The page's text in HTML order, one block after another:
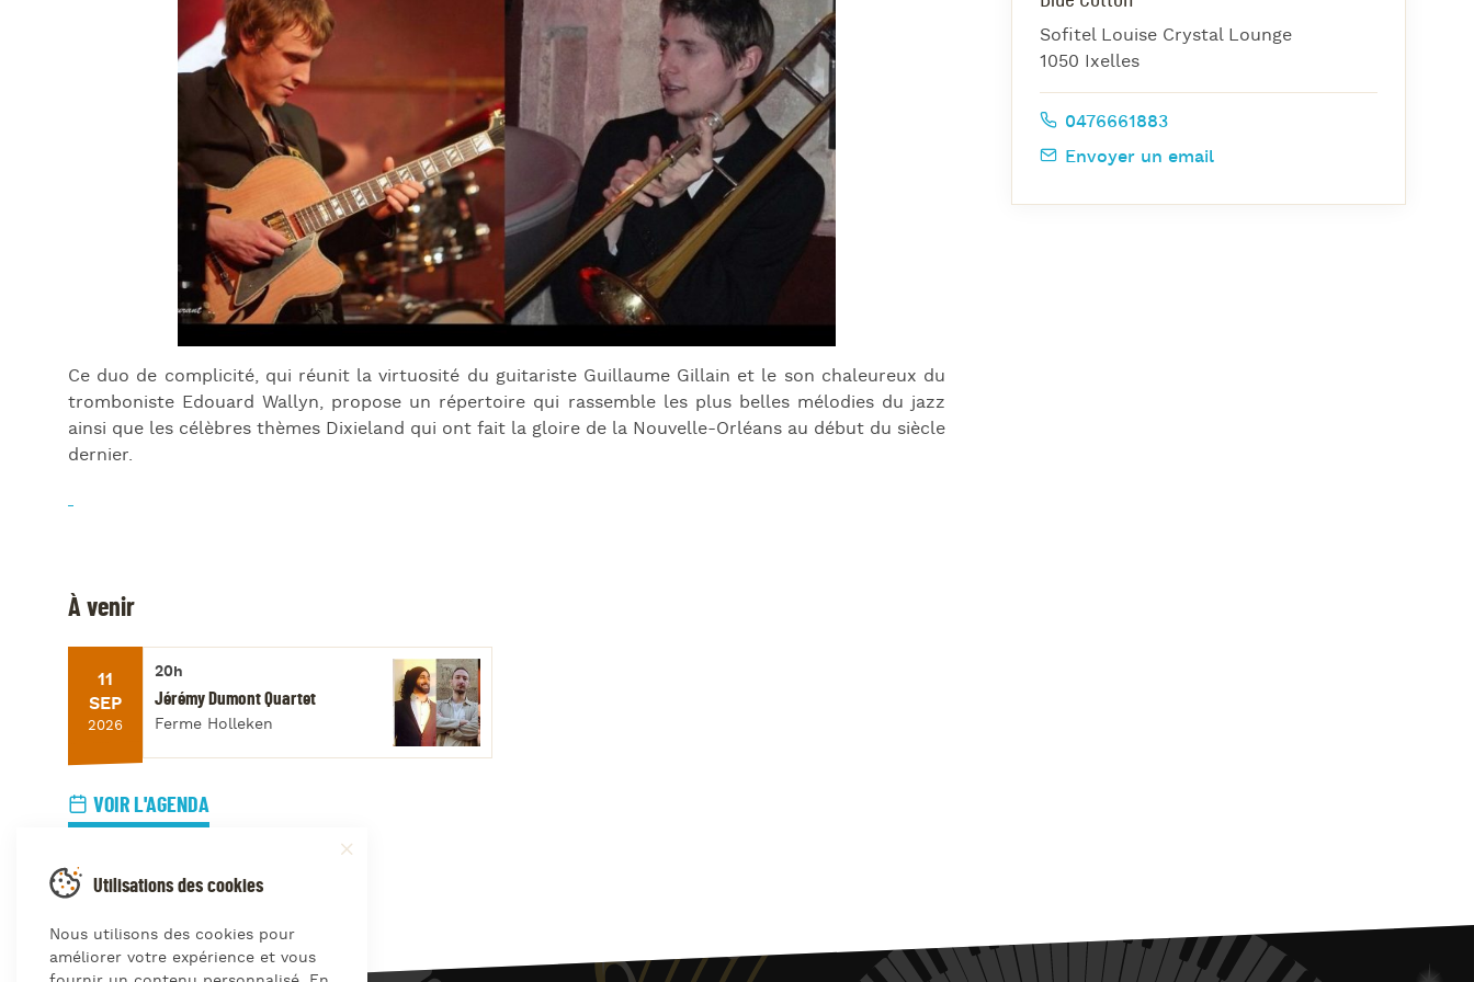
Jazz Nights
Les Midis-Jazz
Jazz & Jam at CBG
Ce duo de complicité, qui réunit la virtuosité du guitariste Guillaume Gillain et le son chaleureux du
tromboniste Edouard Wallyn, propose un répertoire qui rassemble les plus belles mélodies du jazz
ainsi que les célèbres thèmes Dixieland qui ont fait la gloire de la Nouvelle-Orléans au début du siècle
dernier.
Sofitel Louise Crystal Lounge
1050 Ixelles
0476661883
Envoyer un email
À venir
11
SEP
2026
20h
Jérémy Dumont Quartet
Ferme Holleken
VOIR L'AGENDA
Utilisations des cookies
Nous utilisons des cookies pour
améliorer votre expérience et vous